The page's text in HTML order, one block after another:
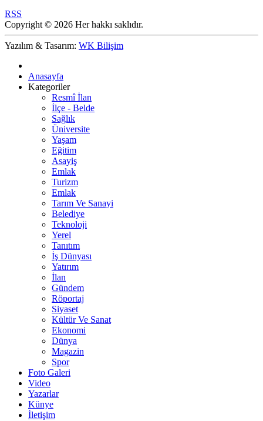
RSS
Copyright © 2026 Her hakkı saklıdır.
Yazılım & Tasarım: WK Bilişim
Anasayfa
Kategoriler
Resmî İlan
İlçe - Belde
Sağlık
Üniversite
Yaşam
Eğitim
Asayiş
Emlak
Turizm
Emlak
Tarım Ve Sanayi
Belediye
Teknoloji
Yerel
Tanıtım
İş Dünyası
Yatırım
İlan
Gündem
Röportaj
Siyaset
Kültür Ve Sanat
Ekonomi
Dünya
Magazin
Spor
Foto Galeri
Video
Yazarlar
Künye
İletişim